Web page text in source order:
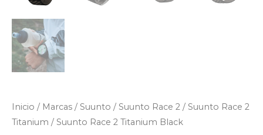
Inicio / Marcas / Suunto / Suunto Race 2 / Suunto Race 2
Titanium / Suunto Race 2 Titanium Black